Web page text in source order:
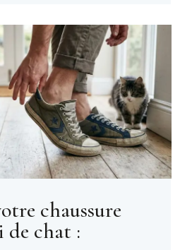
chaussure
de chat :